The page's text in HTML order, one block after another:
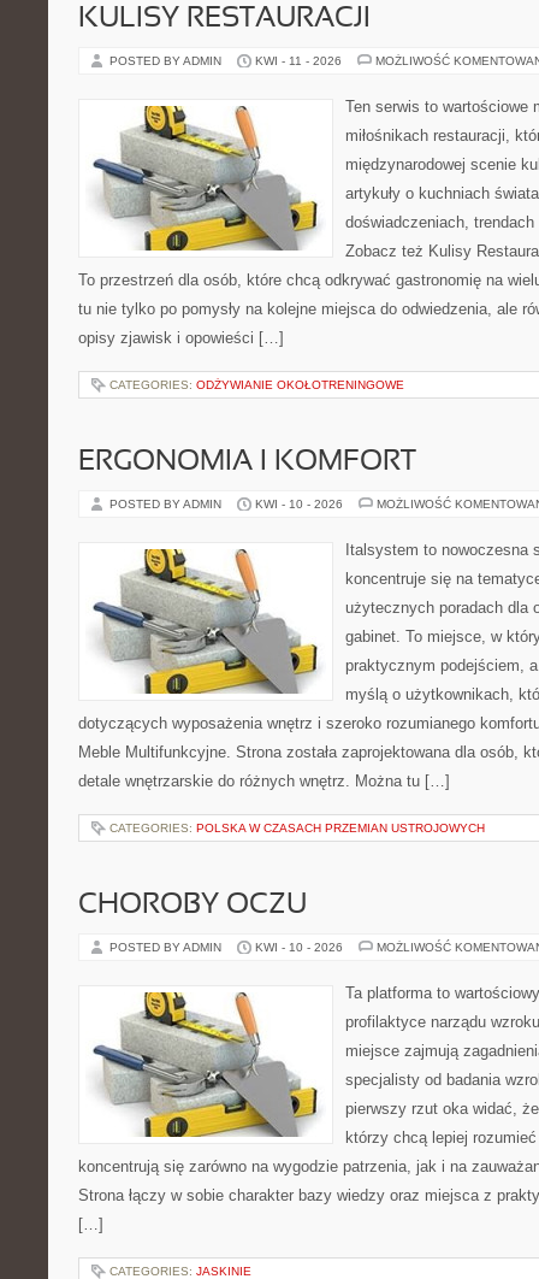
KULISY RESTAURACJI
POSTED BY ADMIN KWI - 11 - 2026 MOŻLIWOŚĆ
Ten serwis to wartościowe
miłośnikach restauracji,
międzynarodowej scenie
artykuły o kuchniach
doświadczeniach,
Zobacz też Kulisy
To przestrzeń dla osób, które chcą odkrywać gastronomię na
tu nie tylko po pomysły na kolejne miejsca do odwiedzenia, ale
opisy zjawisk i opowieści […]
CATEGORIES: ODŻYWIANIE OKOŁOTRENINGOWE
ERGONOMIA I KOMFORT
POSTED BY ADMIN KWI - 10 - 2026 MOŻLIWOŚĆ
Italsystem to nowoczesna
koncentruje się na
użytecznych poradach dla
gabinet. To miejsce, w
praktycznym podejściem,
myślą o użytkownikach,
dotyczących wyposażenia wnętrz i szeroko rozumianego
Meble Multifunkcyjne. Strona została zaprojektowana dla osób,
detale wnętrzarskie do różnych wnętrz. Można tu […]
CATEGORIES: POLSKA W CZASACH PRZEMIAN USTROJOWYCH
CHOROBY OCZU
POSTED BY ADMIN KWI - 10 - 2026 MOŻLIWOŚĆ
Ta platforma to
profilaktyce narządu
miejsce zajmują
specjalisty od badania
pierwszy rzut oka widać,
którzy chcą lepiej
koncentrują się zarówno na wygodzie patrzenia, jak i na
Strona łączy w sobie charakter bazy wiedzy oraz miejsca z
[…]
CATEGORIES: JASKINIE